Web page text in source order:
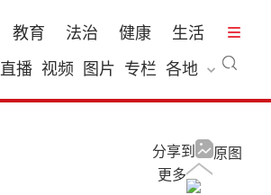
教育 法治 健康
生活
直播 视频 图片 专栏 各地
原图
分享到
更多